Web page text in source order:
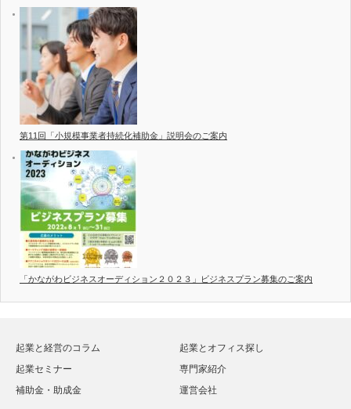
第11回「小規模事業者持続化補助金」説明会のご案内
「かながわビジネスオーディション２０２３」ビジネスプラン募集のご案内
起業と経営のコラム
起業とオフィス探し
起業セミナー
専門家紹介
補助金・助成金
運営会社